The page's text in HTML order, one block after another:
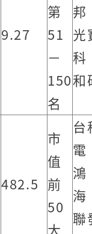
9.27
第
51
－
150
名
邦
光
科
和
482.5
市
值
前
50
大
台
電
鴻
海
聯